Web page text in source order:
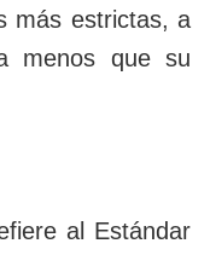
más estrictas, a
menos que su
al Estándar